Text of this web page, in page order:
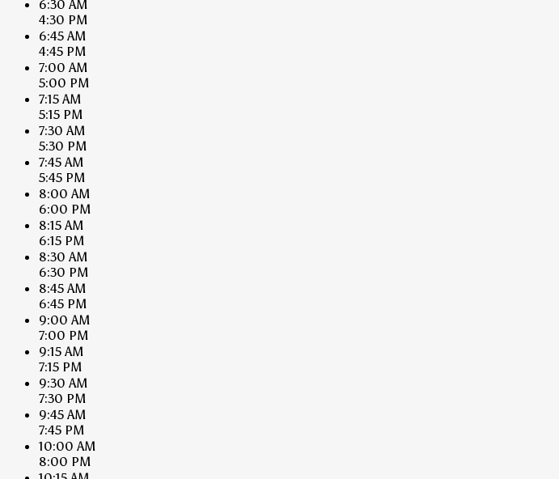
6:30 AM
4:30 PM
6:45 AM
4:45 PM
7:00 AM
5:00 PM
7:15 AM
5:15 PM
7:30 AM
5:30 PM
7:45 AM
5:45 PM
8:00 AM
6:00 PM
8:15 AM
6:15 PM
8:30 AM
6:30 PM
8:45 AM
6:45 PM
9:00 AM
7:00 PM
9:15 AM
7:15 PM
9:30 AM
7:30 PM
9:45 AM
7:45 PM
10:00 AM
8:00 PM